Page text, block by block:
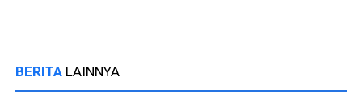
BERITA LAINNYA